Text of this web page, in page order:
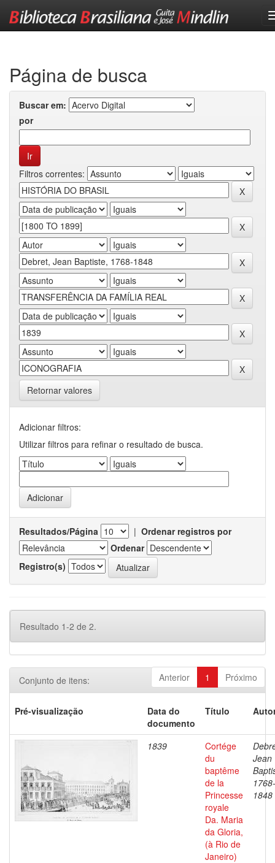
Página de busca
Buscar em:
por
Filtros correntes:
Retornar valores
Adicionar filtros:
Utilizar filtros para refinar o resultado de busca.
Resultados/Página | Ordenar registros por
Ordenar
Registro(s)
Resultado 1-2 de 2.
Anterior 1 Próximo
Conjunto de itens:
Pré-visualização
Data do
documento
Título
1839
Cortége
du
baptême
de la
Princesse
royale
Da. Maria
da Gloria,
(à Rio de
Janeiro)
Jean
1768-
1848